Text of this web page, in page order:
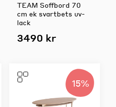
TEAM Soffbord 70
cm ek svartbets uv-
lack
3490 kr
15%